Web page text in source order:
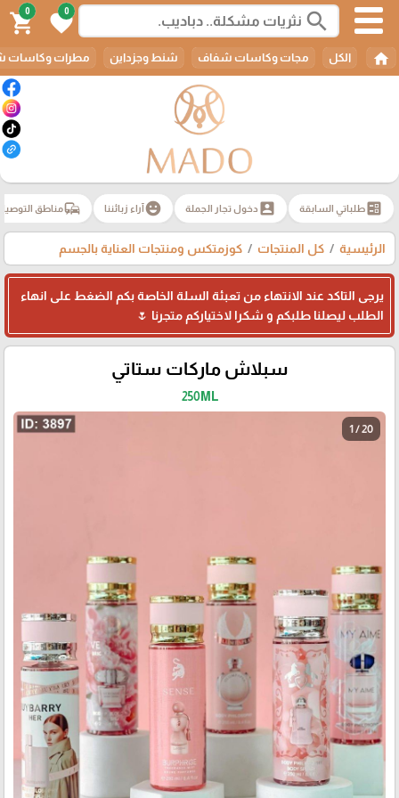
search
0
favorite
0
shopping_cart
home الكل مجات وكاسات شفاف شنط وجزداين مطرات وكاسات
ballotطلباتي السابقة account_box دخول تجار الجملة emoji_emotionsآراء زبائننا commuteمناطق
الرئيسية كل المنتجات كوزمتكس ومنتجات العناية بالجسم
يرجى التاكد عند الانتهاء من تعبئة السلة الخاصة بكم الضغط على انهاء
الطلب ليصلنا طلبكم و شكرا لاختياركم متجرنا 🌷
سبلاش ماركات ستاتي
250ML
1 / 20